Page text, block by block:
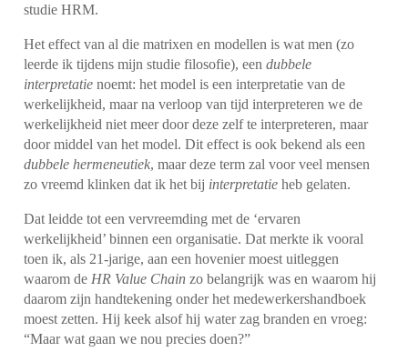
studie HRM.
Het effect van al die matrixen en modellen is wat men (zo
leerde ik tijdens mijn studie filosofie), eendubbele
interpretatie noemt: het model is een interpretatie van de
werkelijkheid, maar na verloop van tijd interpreteren we de
werkelijkheid niet meer door deze zelf te interpreteren, maar
door middel van het model. Dit effect is ook bekend als een
dubbele hermeneutiek, maar deze term zal voor veel mensen
zo vreemd klinken dat ik het bij interpretatie heb gelaten.
Dat leidde tot een vervreemding met de ‘ervaren
werkelijkheid’ binnen een organisatie. Dat merkte ik vooral
toen ik, als 21-jarige, aan een hovenier moest uitleggen
waarom de HR Value Chain zo belangrijk was en waarom hij
daarom zijn handtekening onder het medewerkershandboek
moest zetten. Hij keek alsof hij water zag branden en vroeg:
“Maar wat gaan we nou precies doen?”